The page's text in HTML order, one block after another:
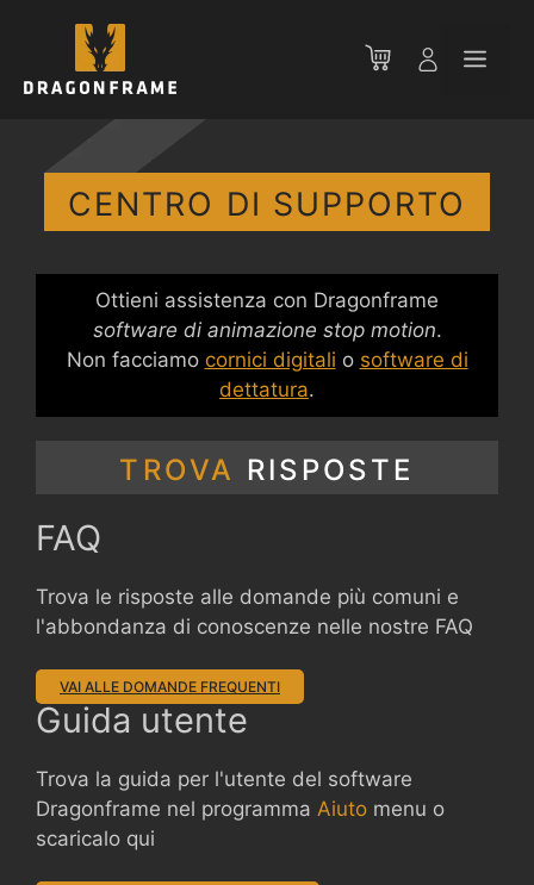
contenuto
CENTRO DI SUPPORTO
Ottieni assistenza con Dragonframe
software di animazione stop motion.
Non facciamo cornici digitali o software di
dettatura.
TROVA RISPOSTE
FAQ
Trova le risposte alle domande più comuni e
l'abbondanza di conoscenze nelle nostre FAQ
VAI ALLE DOMANDE FREQUENTI
Guida utente
Trova la guida per l'utente del software
Dragonframe nel programma Aiuto menu o
scaricalo qui